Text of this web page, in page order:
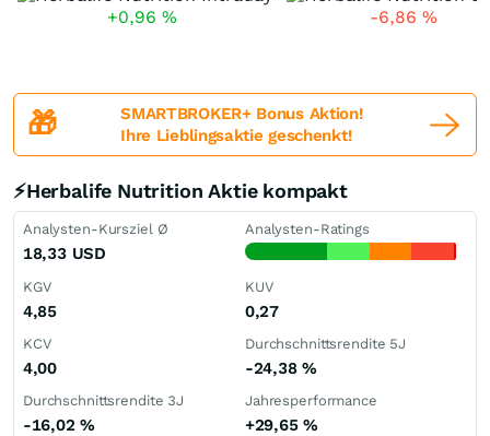
+0,96 % -6,86 %
🎁
SMARTBROKER+ Bonus Aktion!
Ihre Lieblingsaktie geschenkt!
⚡Herbalife Nutrition Aktie kompakt
Analysten-Kursziel Ø
18,33 USD
Analysten-Ratings
KGV
4,85
KUV
0,27
KCV
4,00
Durchschnittsrendite 5J
-24,38 %
Durchschnittsrendite 3J
-16,02 %
Jahresperformance
+29,65 %